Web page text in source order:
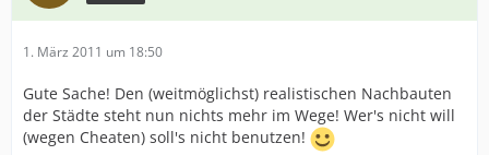
1. März 2011 um 18:50
Gute Sache! Den (weitmöglichst) realistischen Nachbauten
der Städte steht nun nichts mehr im Wege! Wer's nicht will
(wegen Cheaten) soll's nicht benutzen!